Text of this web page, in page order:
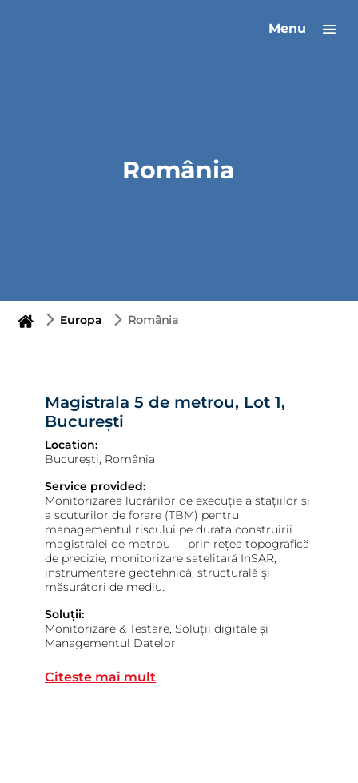
Menu
România
Europa România
Magistrala 5 de metrou, Lot 1,
București
Location:
București, România
Service provided:
Monitorizarea lucrărilor de execuție a stațiilor și
a scuturilor de forare (TBM) pentru
managementul riscului pe durata construirii
magistralei de metrou — prin rețea topografică
de precizie, monitorizare satelitară InSAR,
instrumentare geotehnică, structurală și
măsurători de mediu.
Soluții:
Monitorizare & Testare, Soluții digitale și
Managementul Datelor
Citeste mai mult